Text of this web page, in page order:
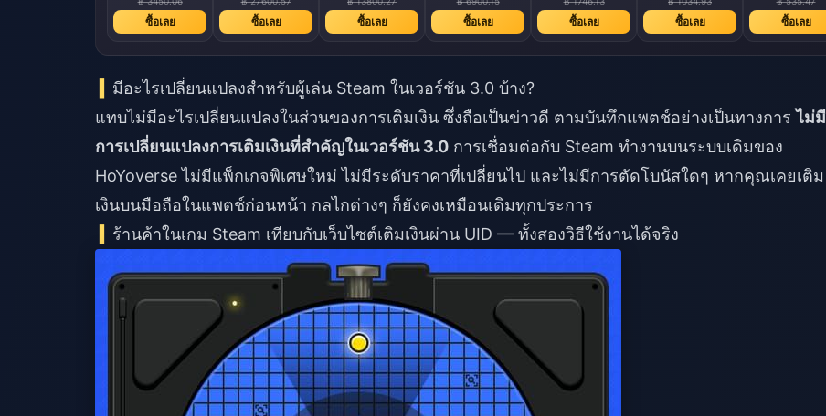
ซื้อเลย ซื้อเลย ซื้อเลย ซื้อเลย ซื้อเลย ซื้อเลย ซื้อเลย
มีอะไรเปลี่ยนแปลงสำหรับผู้เล่น Steam ในเวอร์ชัน 3.0 บ้าง?
แทบไม่มีอะไรเปลี่ยนแปลงในส่วนของการเติมเงิน ซึ่งถือเป็นข่าวดี ตามบันทึกแพตช์อย่างเป็นทางการไม่มี
การเปลี่ยนแปลงการเติมเงินที่สำคัญในเวอร์ชัน 3.0 การเชื่อมต่อกับ Steam ทำงานบนระบบเดิมของ
HoYoverse ไม่มีแพ็กเกจพิเศษใหม่ ไม่มีระดับราคาที่เปลี่ยนไป และไม่มีการตัดโบนัสใดๆ หากคุณเคยเติม
เงินบนมือถือในแพตช์ก่อนหน้า กลไกต่างๆ ก็ยังคงเหมือนเดิมทุกประการ
ร้านค้าในเกม Steam เทียบกับเว็บไซต์เติมเงินผ่าน UID — ทั้งสองวิธีใช้งานได้จริง